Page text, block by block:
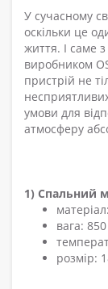
У сучасному
оскільки це
життя. І саме
виробником
пристрій не
умови для
атмосферу
1) Спальний
вага: 850
розмір: